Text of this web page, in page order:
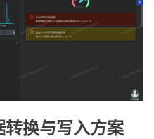
换与写入方案